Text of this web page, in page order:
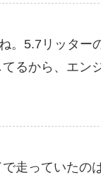
。5.7リッター
るから、エン
走っていたの